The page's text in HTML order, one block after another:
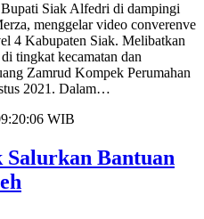
Siak Alfedri di dampingi
menggelar video converenve
4 Kabupaten Siak. Melibatkan
tingkat kecamatan dan
Zamrud Kompek Perumahan
2021. Dalam…
WIB
Salurkan Bantuan